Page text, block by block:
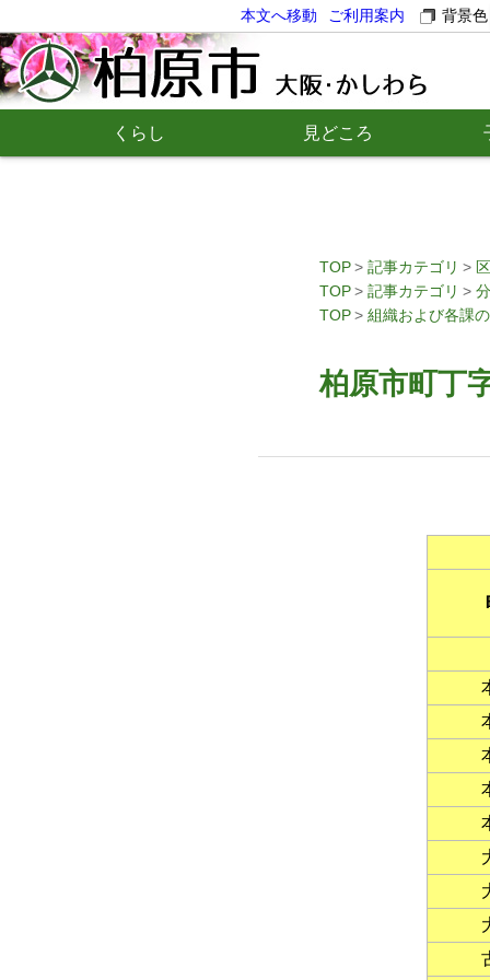
本文へ移動 ご利用案内 背景色
くらし 見どころ
TOP 記事カテゴリ
TOP
記事カテゴリ
TOP
組織および各課
柏原市町丁